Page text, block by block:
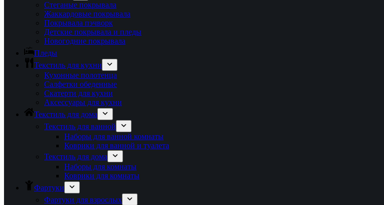
Стеганые покрывала
Жаккардовые покрывала
Покрывала пэчворк
Детские покрывала и пледы
Новогодние покрывала
Пледы
Текстиль для кухни
Кухонные полотенца
Салфетки обеденные
Скатерти для кухни
Аксессуары для кухни
Текстиль для дома
Текстиль для ванной
Наборы для ванной комнаты
Коврики для ванной и туалета
Текстиль для дома
Наборы для комнаты
Коврики для комнаты
Фартуки
Фартуки для взрослых